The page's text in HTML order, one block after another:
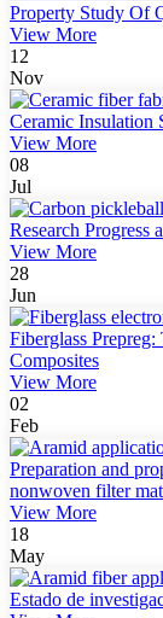
Property Study Of
View More
12
Nov
Ceramic Insulation
View More
08
Jul
Research
View More
28
Jun
Fiberglass
Composites
View More
02
Feb
Preparation and
nonwoven filter
View More
18
May
Estado de